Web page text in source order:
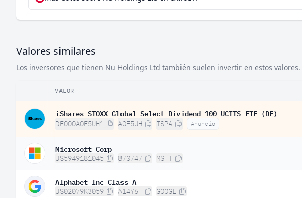
Valores similares
Los inversores que tienen Nu Holdings Ltd también suelen invertir en estos valores.
VALOR
iShares STOXX Global Select Dividend 100 UCITS ETF (DE)
DE000A0F5UH1 A0F5UH ISPA Anuncio
Microsoft Corp
US5949181045 870747 MSFT
Alphabet Inc Class A
US02079K3059 A14Y6F GOOGL